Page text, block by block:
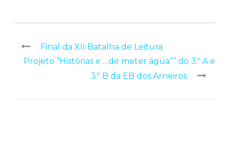
Final da XII Batalha de Leitura
Projeto “Histórias e …de meter água”” do 3.º A e
3.º B da EB dos Arneiros